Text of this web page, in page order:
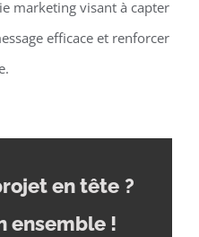
marketing visant à capter
efficace et renforcer
en tête ?
ensemble !